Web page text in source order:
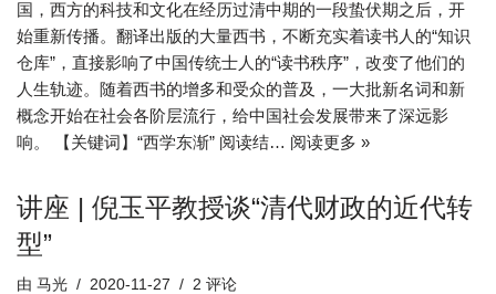
国，西方的科技和文化在经历过清中期的一段蛰伏期之后，开
始重新传播。翻译出版的大量西书，不断充实着读书人的“知识
仓库”，直接影响了中国传统士人的“读书秩序”，改变了他们的
人生轨迹。随着西书的增多和受众的普及，一大批新名词和新
概念开始在社会各阶层流行，给中国社会发展带来了深远影
响。 【关键词】“西学东渐” 阅读结… 阅读更多 »
讲座 | 倪玉平教授谈“清代财政的近代转
型”
由 马光 2020-11-27 2 评论